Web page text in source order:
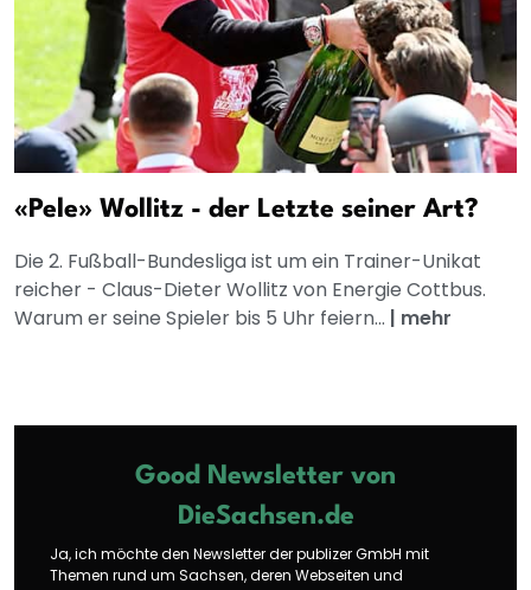
«Pele» Wollitz - der Letzte seiner Art?
Die 2. Fußball-Bundesliga ist um ein Trainer-Unikat
reicher - Claus-Dieter Wollitz von Energie Cottbus.
Warum er seine Spieler bis 5 Uhr feiern... | mehr
Good Newsletter von
DieSachsen.de
Ja, ich möchte den Newsletter der publizer GmbH mit
Themen rund um Sachsen, deren Webseiten und